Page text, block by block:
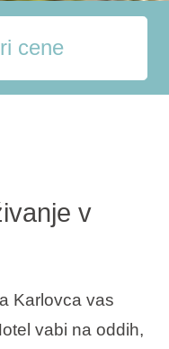
cene
v
Karlovca vas
vabi na oddih,